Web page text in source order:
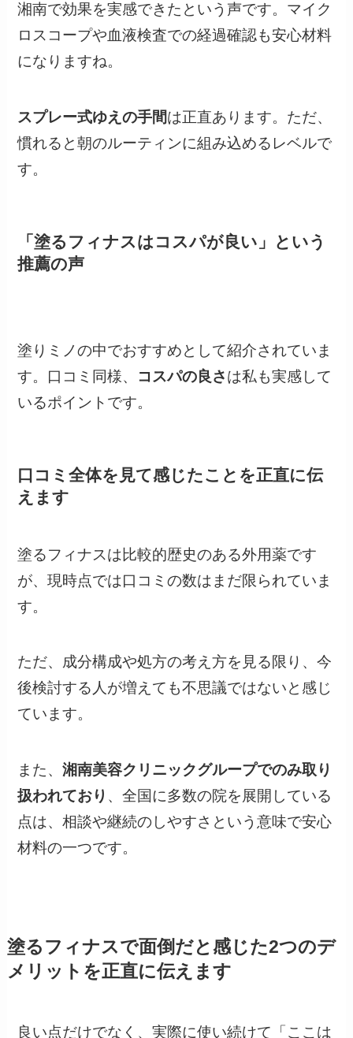
湘南で効果を実感できたという声です。マイク
ロスコープや血液検査での経過確認も安心材料
になりますね。
スプレー式ゆえの手間は正直あります。ただ、
慣れると朝のルーティンに組み込めるレベルで
す。
「塗るフィナスはコスパが良い」という
推薦の声
塗りミノの中でおすすめとして紹介されていま
す。口コミ同様、 コスパの良さは私も実感して
いるポイントです。
口コミ全体を見て感じたことを正直に伝
えます
塗るフィナスは比較的歴史のある外用薬です
が、現時点では口コミの数はまだ限られていま
す。
ただ、成分構成や処方の考え方を見る限り、今
後検討する人が増えても不思議ではないと感じ
ています。
また、湘南美容クリニックグループでのみ取り
扱われており 、全国に多数の院を展開している
点は、相談や継続のしやすさという意味で安心
材料の一つです。
塗るフィナスで面倒だと感じた2つのデ
メリットを正直に伝えます
良い点だけでなく、実際に使い続けて「ここは